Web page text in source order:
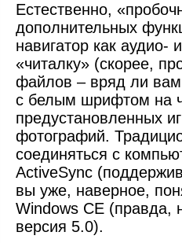
Естественно,
дополнительных
навигатор как аудио-
«читалку» (скорее,
файлов – вряд ли вам
с белым шрифтом на
предустановленных
фотографий.
соединяться с
ActiveSync
вы уже, наверное,
Windows CE (правда,
версия 5.0).